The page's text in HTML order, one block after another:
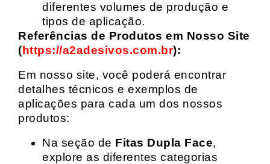
diferentes volumes de produção e
tipos de aplicação.
Referências de Produtos em Nosso Site
(https://a2adesivos.com.br):
Em nosso site, você poderá encontrar
detalhes técnicos e exemplos de
aplicações para cada um dos nossos
produtos:
Na seção de Fitas Dupla Face,
explore as diferentes categorias